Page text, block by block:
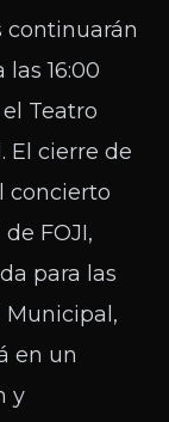
continuarán
16:00
Teatro
El cierre de
concierto
FOJI,
para las
Municipal,
en un
y